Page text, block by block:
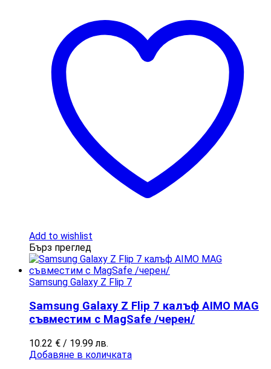
Add to wishlist
Бърз преглед
Samsung Galaxy Z Flip 7
Samsung Galaxy Z Flip 7 калъф AIMO MAG
съвместим с MagSafe /черен/
10.22 € / 19.99 лв.
Добавяне в количката